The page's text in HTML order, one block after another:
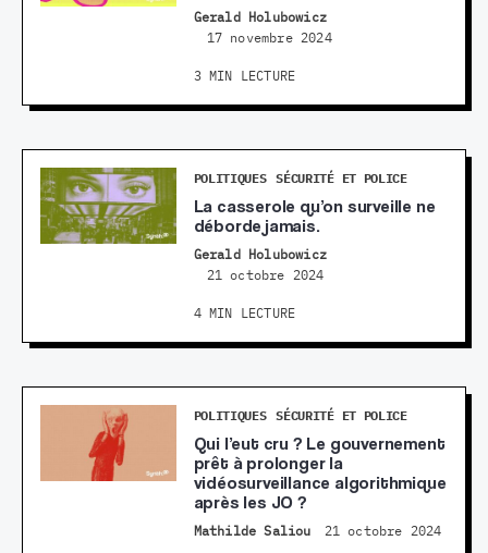
Gerald Holubowicz
17 novembre 2024
3 MIN LECTURE
POLITIQUES SÉCURITÉ ET POLICE
La casserole qu’on surveille ne
déborde jamais.
Gerald Holubowicz
21 octobre 2024
4 MIN LECTURE
POLITIQUES SÉCURITÉ ET POLICE
Qui l’eut cru ? Le gouvernement
prêt à prolonger la
vidéosurveillance algorithmique
après les JO ?
Mathilde Saliou 21 octobre 2024